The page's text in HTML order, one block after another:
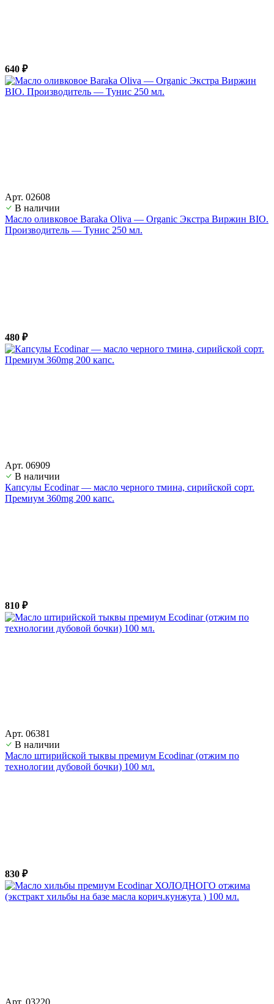
640 ₽
Арт. 02608
В наличии
Масло оливковое Baraka Oliva — Organic Экстра Виржин BIO.
Производитель — Тунис 250 мл.
480 ₽
Арт. 06909
В наличии
Капсулы Ecodinar — масло черного тмина, сирийской сорт.
Премиум 360mg 200 капс.
810 ₽
Арт. 06381
В наличии
Масло штирийской тыквы премиум Ecodinar (отжим по
технологии дубовой бочки) 100 мл.
830 ₽
Арт. 03220